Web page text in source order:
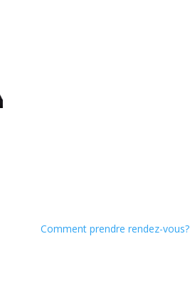
Comment prendre rendez-vous?